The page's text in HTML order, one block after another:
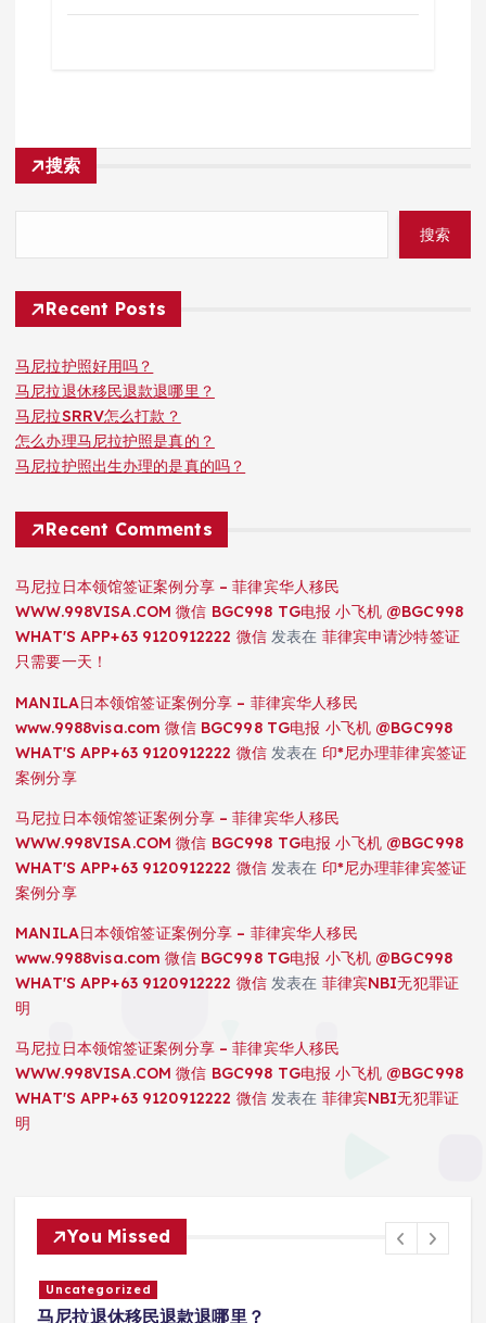
搜索
搜索
Recent Posts
马尼拉护照好用吗？
马尼拉退休移民退款退哪里？
马尼拉SRRV怎么打款？
怎么办理马尼拉护照是真的？
马尼拉护照出生办理的是真的吗？
Recent Comments
马尼拉日本领馆签证案例分享 – 菲律宾华人移民
WWW.998VISA.COM 微信 BGC998 TG电报 小飞机 @BGC998
WHAT'S APP+63 9120912222 微信发表在 菲律宾申请沙特签证
只需要一天！
MANILA日本领馆签证案例分享 – 菲律宾华人移民
www.9988visa.com 微信 BGC998 TG电报 小飞机 @BGC998
WHAT'S APP+63 9120912222 微信发表在 印*尼办理菲律宾签证
案例分享
马尼拉日本领馆签证案例分享 – 菲律宾华人移民
WWW.998VISA.COM 微信 BGC998 TG电报 小飞机 @BGC998
WHAT'S APP+63 9120912222 微信发表在 印*尼办理菲律宾签证
案例分享
MANILA日本领馆签证案例分享 – 菲律宾华人移民
www.9988visa.com 微信 BGC998 TG电报 小飞机 @BGC998
WHAT'S APP+63 9120912222 微信发表在 菲律宾NBI无犯罪证
明
马尼拉日本领馆签证案例分享 – 菲律宾华人移民
WWW.998VISA.COM 微信 BGC998 TG电报 小飞机 @BGC998
WHAT'S APP+63 9120912222 微信发表在 菲律宾NBI无犯罪证
明
You Missed
Uncategorized
马尼拉退休移民退款退哪里？